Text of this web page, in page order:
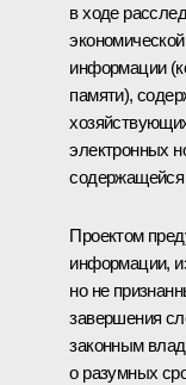
в ходе
информации
памяти),
электронных
Проектом
информации,
но не
завершения
законным
о разумных